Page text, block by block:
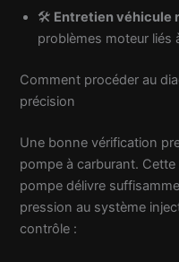
🛠️ Entretien véhicule
problèmes moteur liés
Comment procéder au
précision
Une bonne vérification
pompe à carburant.
pompe délivre
pression au système
contrôle :